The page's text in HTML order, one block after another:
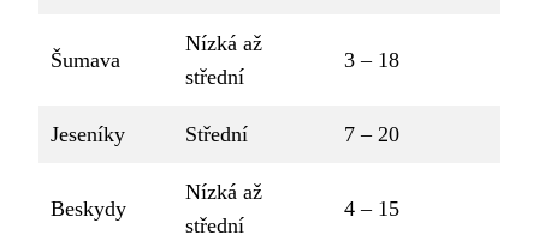
Šumava
Nízká až
střední
3 – 18
Jeseníky Střední 7 – 20
Beskydy
Nízká až
střední
4 – 15